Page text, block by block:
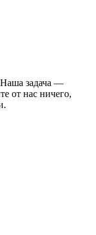
задача —
от нас ничего,